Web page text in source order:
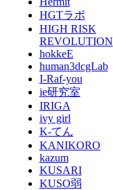
HGTラボ
HIGH RISK
REVOLUTION
hokkeE
human3dcgLab
I-Raf-you
ie研究室
IRIGA
ivy girl
K-てん
KANIKORO
kazum
KUSARI
KUSO弱